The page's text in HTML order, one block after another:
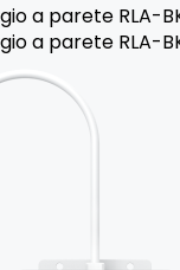
a parete RLA-
a parete RLA-